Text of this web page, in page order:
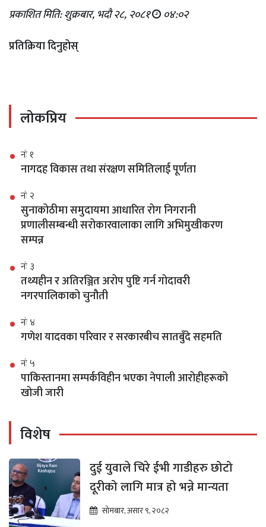
प्रकाशित मिति: शुक्रबार, भदौ २८, २०८१ ०४:०२
प्रतिक्रिया दिनुहोस्
लोकप्रिय
नंः १
नागदह विकास तथा संरक्षण समितिलाई पूर्णता
नंः २
सुनाकोठीमा समुदायमा आधारित रोग निगरानी
प्रणालीसम्बन्धी सरोकारवालाका लागि अभिमुखीकरण
सम्पन्न
नंः ३
तथ्यहीन र अतिरञ्जित अरोप पुष्टि गर्न गोदावरी
नगरपालिकाको चुनौती
नंः ४
गणेश यादवका परिवार र सरकारबीच सातबुँदे सहमति
नंः ५
पाकिस्तानमा सम्पर्कविहीन भएका नेपाली आरोहीहरूको
खोजी जारी
विशेष
दुई युवाले चिरे ईभी गाडीहरु छोटो
दूरीको लागि मात्र हो भन्ने मान्यता
सोमबार, असार ९, २०८२